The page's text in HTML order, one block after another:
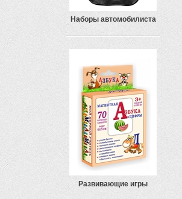
Наборы автомобилиста
Развивающие игры